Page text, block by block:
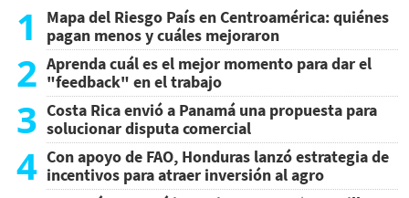
1
Mapa del Riesgo País en Centroamérica: quiénes
pagan menos y cuáles mejoraron
2 Aprenda cuál es el mejor momento para dar el
"feedback" en el trabajo
3 Costa Rica envió a Panamá una propuesta para
solucionar disputa comercial
4 Con apoyo de FAO, Honduras lanzó estrategia de
incentivos para atraer inversión al agro